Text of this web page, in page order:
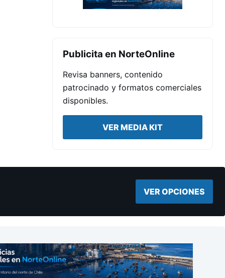
Publicita en NorteOnline
Revisa banners, contenido
patrocinado y formatos comerciales
disponibles.
VER MEDIA KIT
VER OPCIONES